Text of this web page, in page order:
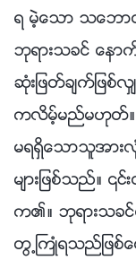
ရ မဲ့ေသာ သေဘ
ဘုရားသခင္ ေန
ဆုံးျဖတ္ခ်က္ျဖစ္
ကလိမ့္မည္မဟုတ္။
မရရွိေသာသူအား
မ်ားျဖစ္သည္။ ၎တို
က၏။ ဘုရားသ
တြ႕ႀကဳံရသည္ျဖစ္